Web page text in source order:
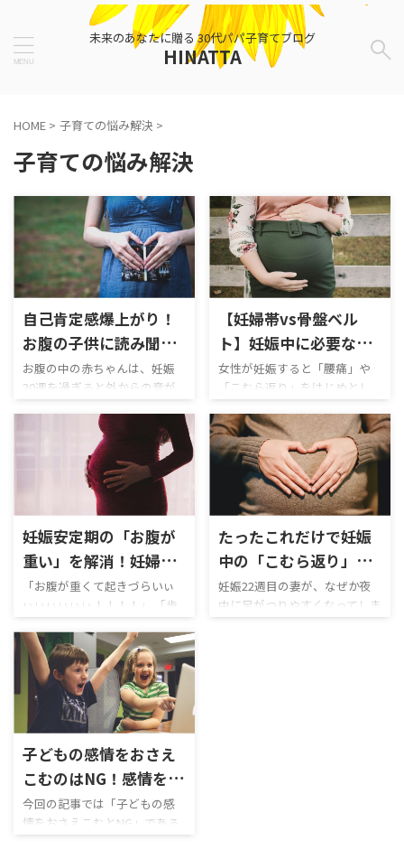
未来のあなたに贈る 30代パパ子育てブログ
HINATTA
HOME > 子育ての悩み解決 >
子育ての悩み解決
自己肯定感爆上がり！
お腹の子供に読み聞か
せたい最強の絵本「ぼ
く モグラ キツネ 馬」
お腹の中の赤ちゃんは、妊娠
20週を過ぎると外からの音が
聞こえると言われております。
そのため、20週あたりから
「胎教」として音楽を聴かせ
ている方もいるのではないで
しょうか？ 自分の妻も妊娠27
週に入り、「胎教」についてよ
く調べています。 最近では、
音楽を聴かせるのもいいけれ
ど、「読み聞かせ」や「朗読を
もいいなと言っている次第で
す。 よくよく調べてみると、
お腹の中の赤ちゃんは外の音
に反応するけれども、理解は
していないみたい。 ですが、
読み聞かせをすることによっ
て、親がお腹の中の赤ち ...
【妊婦帯vs骨盤ベル
ト】妊娠中に必要なの
はどっち問題に終止符
を打たせる
女性が妊娠すると「腰痛」や
「こむら返り」をはじめとし
た様々なマイナートラブルに
苛まれます。 例え、妊娠安定
期に入ったとしても、「早産」
リスクも考えながら生活しな
ければいけないので非常に大
変だと思います。 そのような
リスク回避として役に立つ物
の代表格が「妊婦帯」や「骨
盤ベルト」です。 では、お腹
いわゆる妊娠安定期に入った
らどちらが必要になるのでし
妊娠安定期の「お腹が
重い」を解消！妊婦帯
がもたらす快適さが超
ヤバイ件
「お腹が重くて起きづらいぃ
ぃぃぃぃぃぃ！！！！」 「歩
くたびにお腹がひっぱられる
よ・・・」 と妊娠中の妻が、
20週目あたりから言い出すよ
うになりました。 それもその
はず、妊娠20週はお腹の中の
ベビーの身体は 臓器の機能が
より成熟し、体の細部が発育
する 骨がしっかりとして、身
体の末端まで筋肉がつく 顔の
動きも多くなる 参考：【医師
監修】妊娠20週 妊婦の基本情
たったこれだけで妊娠
中の「こむら返り」激
減！夜中に足がつりま
くる妻が行ったたった1
妊娠22週目の妻が、なぜか夜
中に足がつりやすくなってしま
いました。 そして、 「ぎゃ～
子どもの感情をおさえ
こむのはNG！感情を豊
かにする親の「魔法」
の行動
今回の記事では「子どもの感
情をおさえこむとNG」である
理由と「子どもの感情を豊か